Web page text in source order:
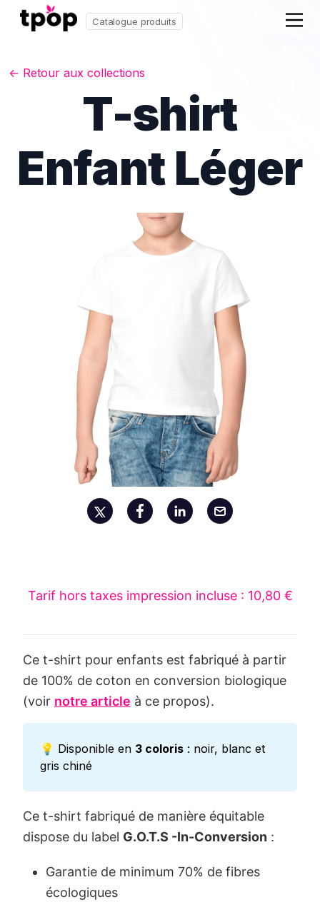
Catalogue produits
← Retour aux collections
T-shirt
Enfant Léger
Tarif hors taxes impression incluse : 10,80 €
Ce t-shirt pour enfants est fabriqué à partir
de 100% de coton en conversion biologique
(voir notre article à ce propos).
💡 Disponible en 3 coloris : noir, blanc et
gris chiné
Ce t-shirt fabriqué de manière équitable
dispose du label G.O.T.S -In-Conversion :
Garantie de minimum 70% de fibres
écologiques